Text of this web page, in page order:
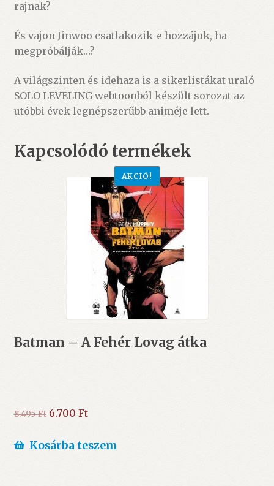
rajnak?
És vajon Jinwoo csatlakozik-e hozzájuk, ha
megpróbálják…?
A világszinten és idehaza is a sikerlistákat uraló
SOLO LEVELING webtoonból készült sorozat az
utóbbi évek legnépszerűbb animéje lett.
Kapcsolódó termékek
Batman – A Fehér Lovag átka
AKCIÓ!
8.495Ft Original
was:
6.700 FtCurrent
is:
Kosárba teszem